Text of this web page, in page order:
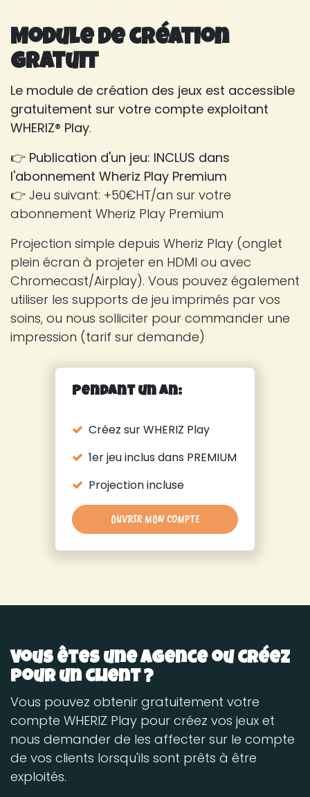
Module de création
gratuit
Le module de création des jeux est accessible
gratuitement sur votre compte exploitant
WHERIZ® Play.
👉 Publication d'un jeu: INCLUS dans
l'abonnement Wheriz Play Premium
👉 Jeu suivant: +50€HT/an sur votre
abonnement Wheriz Play Premium
Projection simple depuis Wheriz Play (onglet
plein écran à projeter en HDMI ou avec
Chromecast/Airplay). Vous pouvez également
utiliser les supports de jeu imprimés par vos
soins, ou nous solliciter pour commander une
impression (tarif sur demande)
Pendant un an:
Créez sur WHERIZ Play
1er jeu inclus dans PREMIUM
Projection incluse
OUVRIR MON COMPTE
Vous êtes une agence ou créez
pour un client ?
Vous pouvez obtenir gratuitement votre
compte WHERIZ Play pour créez vos jeux et
nous demander de les affecter sur le compte
de vos clients lorsqu'ils sont prêts à être
exploités.